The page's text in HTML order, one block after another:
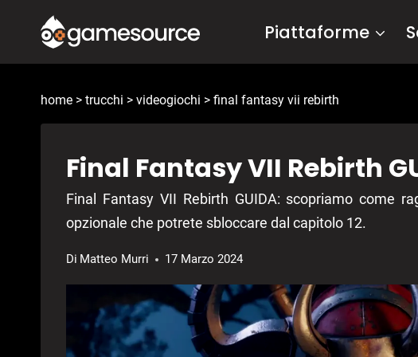
contenuto
Piattaforme
home > trucchi > videogiochi > final fantasy vii rebirth
Final Fantasy VII Rebirth
Final Fantasy VII Rebirth GUIDA: scopriamo come
opzionale che potrete sbloccare dal capitolo 12.
Di Matteo Murri 17 Marzo 2024